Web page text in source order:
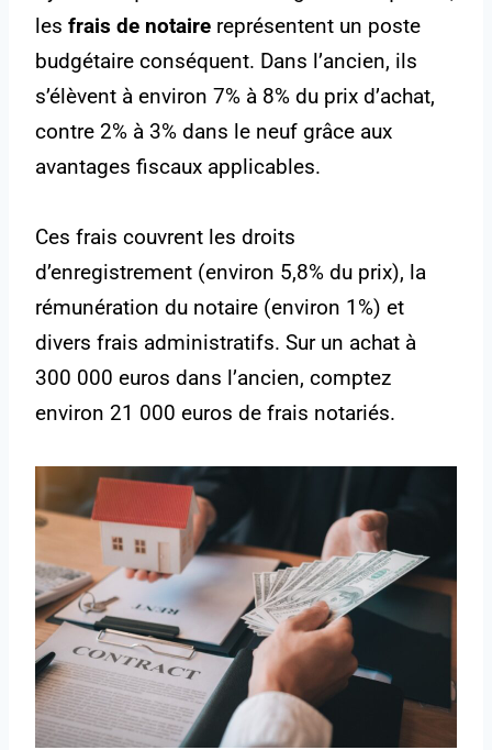
les frais de notaire représentent un poste
budgétaire conséquent. Dans l’ancien, ils
s’élèvent à environ 7% à 8% du prix d’achat,
contre 2% à 3% dans le neuf grâce aux
avantages fiscaux applicables.
Ces frais couvrent les droits
d’enregistrement (environ 5,8% du prix), la
rémunération du notaire (environ 1%) et
divers frais administratifs. Sur un achat à
300 000 euros dans l’ancien, comptez
environ 21 000 euros de frais notariés.